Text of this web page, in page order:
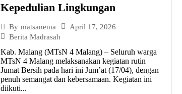
Kepedulian Lingkungan
By matsanema
April 17, 2026
Berita Madrasah
Kab. Malang (MTsN 4 Malang) – Seluruh warga
MTsN 4 Malang melaksanakan kegiatan rutin
Jumat Bersih pada hari ini Jum’at (17/04), dengan
penuh semangat dan kebersamaan. Kegiatan ini
diikuti...